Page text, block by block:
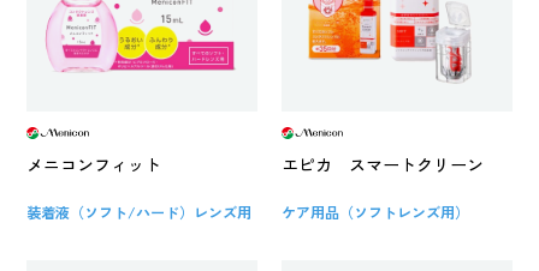
メニコンフィット
装着液（ソフト/ハード）レンズ用
エピカ スマートクリーン
ケア用品（ソフトレンズ用）